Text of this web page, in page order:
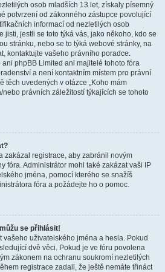
osob mladších 13 let, získaly písemný
potvrzení od zákonného zástupce povolující
informací od nezletilých osob
jisti, jestli se toto týká vás, jako někoho, kdo se
stránku, nebo se to týká webové stránky, na
kontaktujte vašeho právního poradce.
phpBB Limited ani majitelé tohoto fóra
a není kontaktním místem pro právní
těch uvedených v otázce „Koho mám
nebo právních záležitostí týkajících se tohoto
zakázal registrace, aby zabránil novým
fóra. Administrátor mohl také zakázat vaši IP
jména, pomocí kterého se snažíš
fóra a požádejte ho o pomoc.
se přihlásit!
vašeho uživatelského jména a hesla. Pokud
dvě věci. Pokud je ve fóru povolena
zákonem na ochranu soukromí nezletilých
registrace zadali, že ještě nemáte třináct